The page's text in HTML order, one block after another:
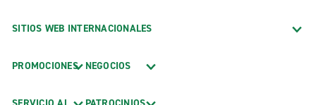
SITIOS WEB INTERNACIONALES
PROMOCIONES NEGOCIOS